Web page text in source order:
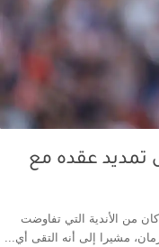
تمديد عقده مع
من الأندية التي تفاوضت
مشيرا إلى أنه التقى أي...